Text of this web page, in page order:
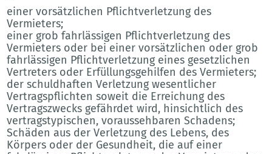
einer vorsätzlichen Pflichtverletzung des
Vermieters;
einer grob fahrlässigen Pflichtverletzung des
Vermieters oder bei einer vorsätzlichen oder grob
fahrlässigen Pflichtverletzung eines gesetzlichen
Vertreters oder Erfüllungsgehilfen des Vermieters;
der schuldhaften Verletzung wesentlicher
Vertragspflichten soweit die Erreichung des
Vertragszwecks gefährdet wird, hinsichtlich des
vertragstypischen, voraussehbaren Schadens;
Schäden aus der Verletzung des Lebens, des
Körpers oder der Gesundheit, die auf einer